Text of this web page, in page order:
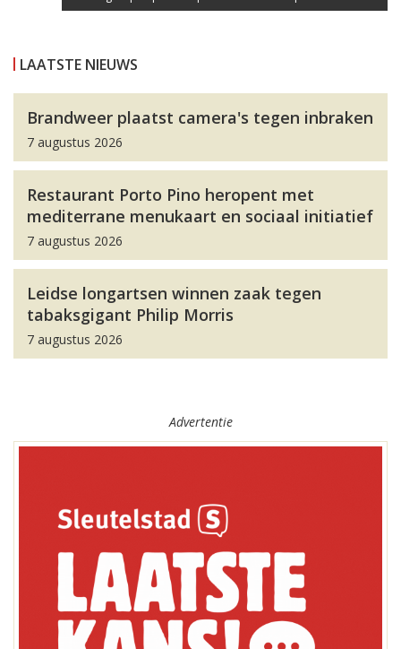
LAATSTE NIEUWS
Brandweer plaatst camera's tegen inbraken
7 augustus 2026
Restaurant Porto Pino heropent met
mediterrane menukaart en sociaal initiatief
7 augustus 2026
Leidse longartsen winnen zaak tegen
tabaksgigant Philip Morris
7 augustus 2026
Advertentie